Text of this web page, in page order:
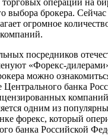
выбора брокера.
огромное
посредников
«Форекс-
можно
банка
одним из
форекс, который
банка Российской